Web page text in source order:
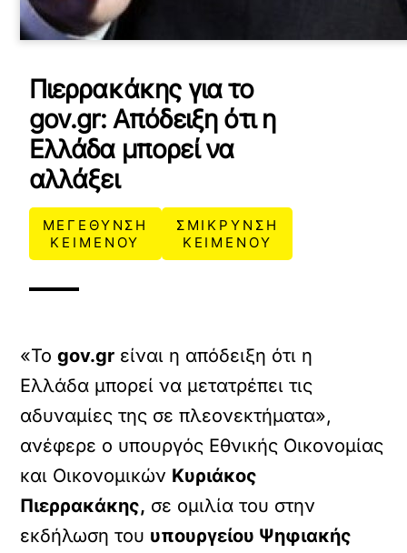
Πιερρακάκης για το
gov.gr: Απόδειξη ότι η
Ελλάδα μπορεί να
αλλάξει
ΜΕΓΕΘΥΝΣΗ
ΚΕΙΜΕΝΟΥ
ΣΜΙΚΡΥΝΣΗ
ΚΕΙΜΕΝΟΥ
«Τοgov.gr είναι η απόδειξη ότι η
Ελλάδα μπορεί να μετατρέπει τις
αδυναμίες της σε πλεονεκτήματα»,
ανέφερε ο υπουργός Εθνικής Οικονομίας
και Οικονομικών Κυριάκος
Πιερρακάκης, σε ομιλία του στην
εκδήλωση του υπουργείου Ψηφιακής